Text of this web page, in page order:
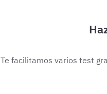
Te facilitamos varios test